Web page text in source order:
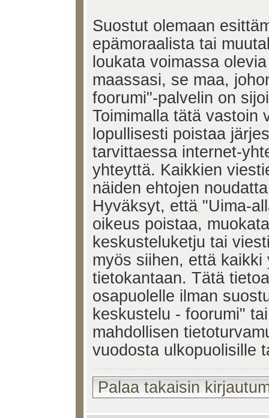
Suostut olemaan
epämoraalista tai
loukata voimassa
maassasi, se maa,
foorumi"-palvelin on
Toimimalla tätä vastoin
lopullisesti poistaa
tarvittaessa internet-
yhteyttä. Kaikkien
näiden ehtojen
Hyväksyt, että "Uima-
oikeus poistaa,
keskusteluketju tai
myös siihen, että
tietokantaan. Tätä
osapuolelle ilman
keskustelu - foorumi"
mahdollisen
vuodosta ulkopuolisille
Palaa takaisin